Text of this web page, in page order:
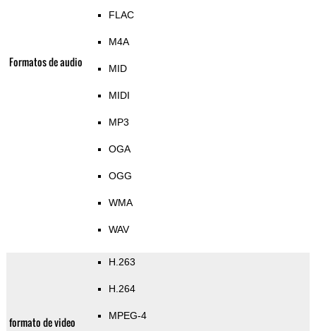
Formatos de audio
FLAC
M4A
MID
MIDI
MP3
OGA
OGG
WMA
WAV
formato de video
H.263
H.264
MPEG-4